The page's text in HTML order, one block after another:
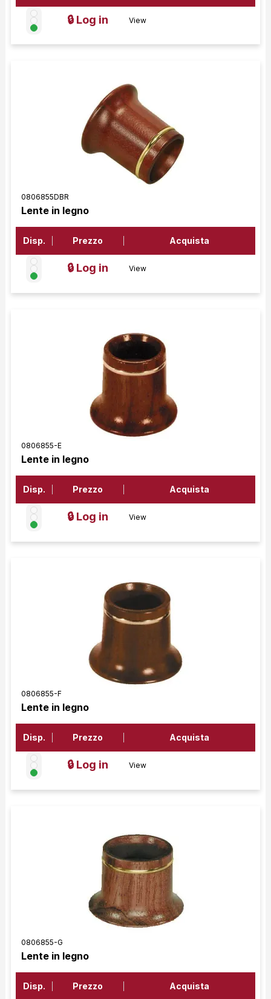
🔒 Log in View
0806855DBR
Lente in legno
Disp. Prezzo Acquista
🔒 Log in View
0806855-E
Lente in legno
Disp. Prezzo Acquista
🔒 Log in View
0806855-F
Lente in legno
Disp. Prezzo Acquista
🔒 Log in View
0806855-G
Lente in legno
Disp. Prezzo Acquista